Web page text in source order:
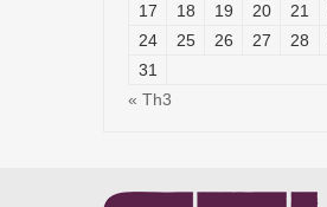
17
18 19 20 21
24
25 26 27 28
31
« Th3